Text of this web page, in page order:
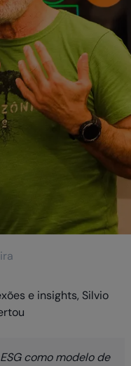
e insights, Silvio
como modelo de